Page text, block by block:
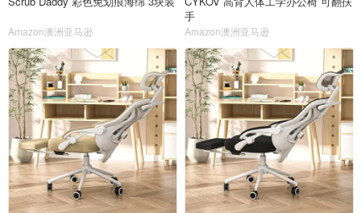
Amazon澳洲亚马逊
手
Amazon澳洲亚马逊